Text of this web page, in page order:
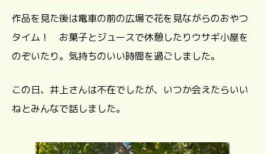
作品を見た後は電車の前の広場で花を見ながらのおやつ
タイム！ お菓子とジュースで休憩したりウサギ小屋を
のぞいたり。気持ちのいい時間を過ごしました。
この日、井上さんは不在でしたが、いつか会えたらいい
ねとみんなで話しました。